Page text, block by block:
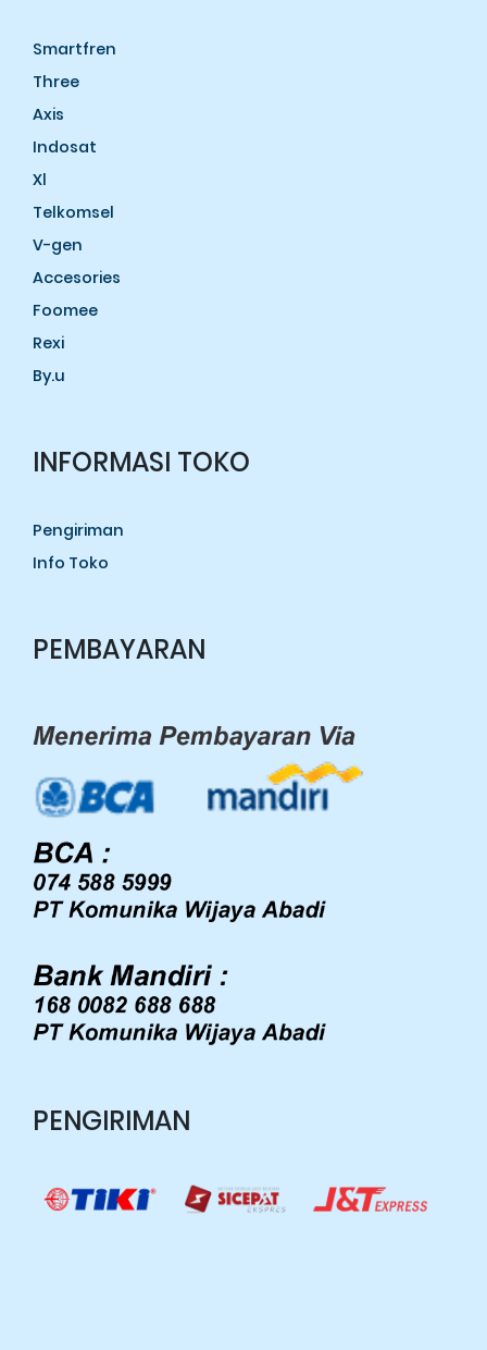
Smartfren
Three
Axis
Indosat
Xl
Telkomsel
V-gen
Accesories
Foomee
Rexi
By.u
INFORMASI TOKO
Pengiriman
Info Toko
PEMBAYARAN
PENGIRIMAN